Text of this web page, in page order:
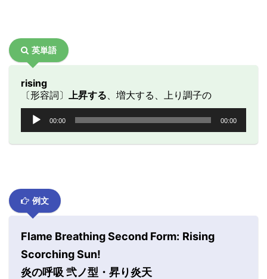
英単語
rising
〔形容詞〕
上昇する 、増大する、上り調子の
ー
00:00 00:00
例文
Flame Breathing Second Form: Rising
Scorching Sun!
炎の呼吸 弐ノ型・昇り炎天